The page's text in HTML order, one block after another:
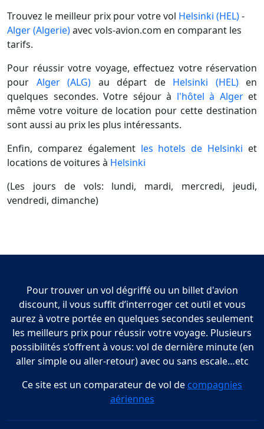
Trouvez le meilleur prix pour votre vol Helsinki (HEL)-
Alger (Algerie)avec vols-avion.com en comparant les
tarifs.
Pour réussir votre voyage, effectuez votre réservation
pour Alger (ALG) au départ de Helsinki (HEL)en
quelques secondes. Votre séjour à l'hôtel à Algeret
même votre voiture de location pour cette destination
sont aussi au prix les plus intéressants.
Enfin, comparez également les hotels de Helsinki et
locations de voitures à Helsinki
(Les jours de vols: lundi, mardi, mercredi, jeudi,
vendredi, dimanche)
Pour trouver un vol dégriffé ou un billet d'avion
discount, il vous suffit d’interroger cet outil et vous
aurez à votre portée en quelques secondes seulement
les meilleurs prix pour réussir votre voyage. Plusieurs
possibilités s’offrent à vous: vol de dernière minute (en
aller simple ou aller-retour) avec ou sans escale…etc
Ce site est un comparateur de vol de compagnies
aériennes